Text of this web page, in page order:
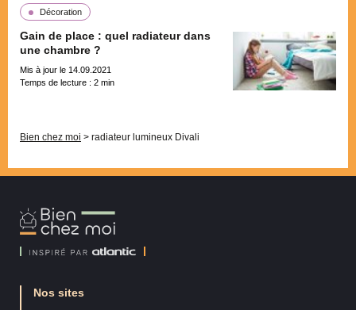
Décoration
Gain de place : quel radiateur dans
une chambre ?
Mis à jour le 14.09.2021
Temps de lecture : 2 min
Bien chez moi > radiateur lumineux Divali
Bien
Chez
Nos sites